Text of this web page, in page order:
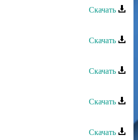
Скачать
02
Скачать
Скачать
любовь
Скачать
Скачать